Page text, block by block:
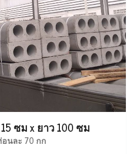
ซม x ยาว 100 ซม
นละ 70 กก